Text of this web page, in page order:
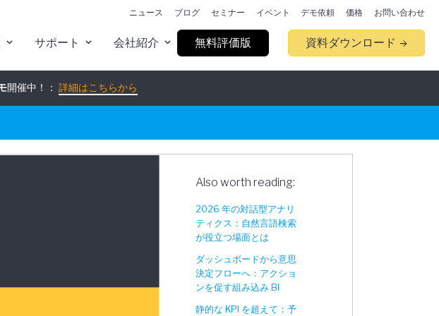
サポート 会社紹介 無料評価版 資料ダウンロード
ニュース ブログ セミナー イベント デモ依頼 価格 お問い合わせ
Also worth reading:
2026 年の対話型アナリ
ティクス：自然言語検索
が役立つ場面とは
ダッシュボードから意思
決定フローへ：アクショ
ンを促す組み込み BI
静的な KPI を超えて：予